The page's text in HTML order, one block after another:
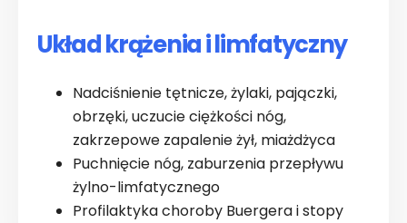
Układ krążenia i limfatyczny
Nadciśnienie tętnicze, żylaki, pajączki,
obrzęki, uczucie ciężkości nóg,
zakrzepowe zapalenie żył, miażdżyca
Puchnięcie nóg, zaburzenia przepływu
żylno-limfatycznego
Profilaktyka choroby Buergera i stopy